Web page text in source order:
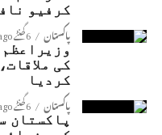
کرفیو
پاکستان 6 گھنٹے ago
کی
کردیا
پاکستان 6 گھنٹے ago